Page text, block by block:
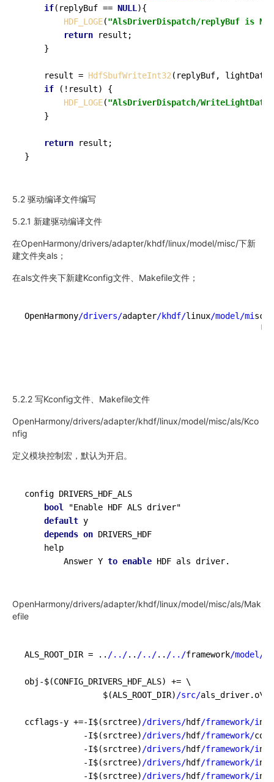
if(replyBuf == NULL ){
HDF_LOGE("AlsDriverDispatch/replyBuf is
return result;
    }
    result =
HdfSbufWriteInt32 (replyBuf,
if (!result) {
HDF_LOGE("AlsDriverDispatch/
    }
return result;
}
5.2 驱动编译文件编写
5.2.1 新建驱动编译文件
在OpenHarmony/drivers/adapter/khdf/linux/model/misc/下新
建文件夹als；
在als文件夹下新建Kconfig文件、Makefile文件；
OpenHarmony/drivers/adapter/khdf/linux/model/mi sc/
5.2.2 写Kconfig文件、Makefile文件
OpenHarmony/drivers/adapter/khdf/linux/model/misc/als/Kco
nfig
定义模块控制宏，默认为开启。
config DRIVERS_HDF_ALS
bool
"Enable HDF ALS driver"
default y
depends on DRIVERS_HDF
    help
        Answer Y
to enable HDF als driver.
OpenHarmony/drivers/adapter/khdf/linux/model/misc/als/Mak
efile
ALS_ROOT_DIR = .. /../.. /../.. /../framework/model/mi
obj-$(CONFIG_DRIVERS_HDF_ALS) += \
                $(ALS_ROOT_DIR)
/src/als_driver.o\
ccflags-y +=-I$(srctree) /drivers/hdf/framework/i
            -I$(srctree)
/drivers/hdf/framework/core
            -I$(srctree)
/drivers/hdf/framework/i
            -I$(srctree)
/drivers/hdf/framework/i
            -I$(srctree)
/drivers/hdf/framework/i